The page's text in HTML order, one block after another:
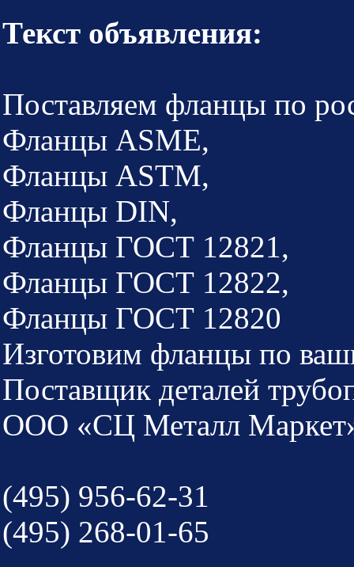
Текст объявления:
Поставляем фланцы по
Фланцы ASME,
Фланцы ASTM,
Фланцы DIN,
Фланцы ГОСТ 12821,
Фланцы ГОСТ 12822,
Фланцы ГОСТ 12820
Изготовим фланцы по
Поставщик деталей
ООО «СЦ Металл
(495) 956-62-31
(495) 268-01-65